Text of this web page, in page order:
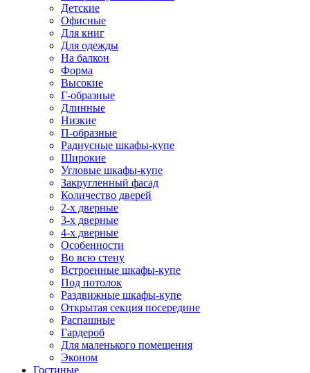
Детские
Офисные
Для книг
Для одежды
На балкон
Форма
Высокие
Г-образные
Длинные
Низкие
П-образные
Радиусные шкафы-купе
Широкие
Угловые шкафы-купе
Закругленный фасад
Количество дверей
2-х дверные
3-х дверные
4-х дверные
Особенности
Во всю стену
Встроенные шкафы-купе
Под потолок
Раздвижные шкафы-купе
Открытая секция посередине
Распашные
Гардероб
Для маленького помещения
Эконом
Гостиные